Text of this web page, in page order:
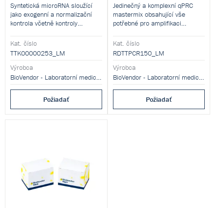
Syntetická microRNA sloužící
jako exogenní a normalizační
kontrola včetně kontroly
Kat. číslo
TTK00000253_LM
Výrobca
BioVendor - Laboratorní medicína s.r.o.
Požiadať
Jedinečný a komplexní qPRC
mastermix obsahující vše
potřebné pro amplifikaci
Kat. číslo
RDTTPCR150_LM
Výrobca
BioVendor - Laboratorní medicína s.r.o.
Požiadať